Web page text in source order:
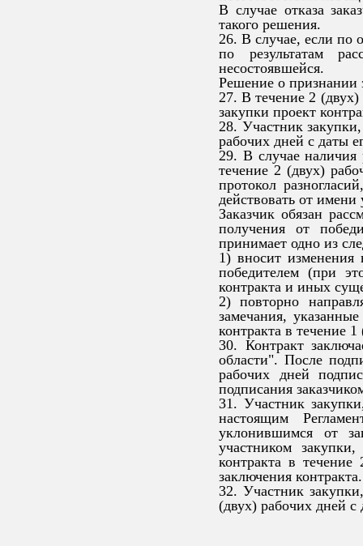
В случае отказа
такого решения.
26. В случае, если по
по результатам
несостоявшейся.
Решение о признании
27. В течение 2
закупки проект
28. Участник
рабочих дней с даты
29. В случае наличия
течение 2 (двух)
протокол
действовать от имени
Заказчик обязан
получения от
принимает одно из
1) вносит изменения
победителем (при
контракта и иных
2) повторно
замечания,
контракта в течение
30. Контракт
области". После
рабочих дней
подписания
31. Участник
настоящим
уклонившимся от
участником
контракта в
заключения контракта.
32. Участник
(двух) рабочих дней с